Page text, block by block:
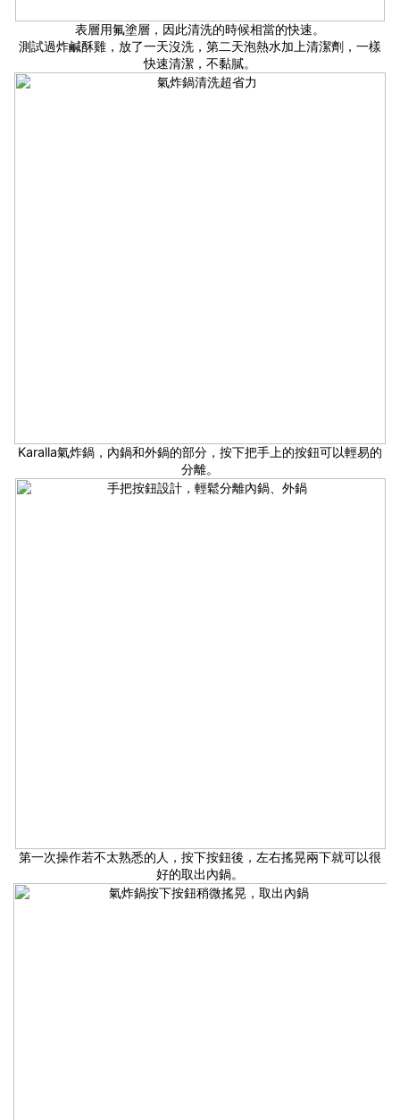
表層用氟塗層，因此清洗的時候相當的快速。
測試過炸鹹酥雞，放了一天沒洗，第二天泡熱水加上清潔劑，一樣
快速清潔，不黏膩。
Karalla氣炸鍋，內鍋和外鍋的部分，按下把手上的按鈕可以輕易的
分離。
第一次操作若不太熟悉的人，按下按鈕後，左右搖晃兩下就可以很
好的取出內鍋。